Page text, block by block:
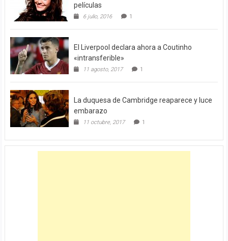
películas
6 julio, 2016 1
El Liverpool declara ahora a Coutinho
«intransferible»
11 agosto, 2017 1
La duquesa de Cambridge reaparece y luce
embarazo
11 octubre, 2017 1